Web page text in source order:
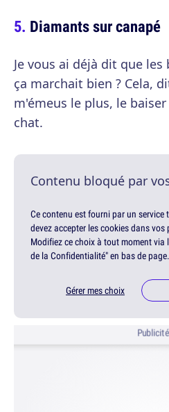
Diamants sur canapé
Je vous ai déjà dit que
ça marchait bien ? Cela,
m'émeus le plus, le
chat.
Contenu bloqué par
Ce contenu est fourni par un service
devez accepter les cookies dans
Modifiez ce choix à tout moment via
de la Confidentialité" en bas de page.
Gérer mes choix
Publicité